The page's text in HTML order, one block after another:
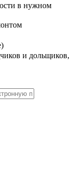
в нужном
и дольщиков,